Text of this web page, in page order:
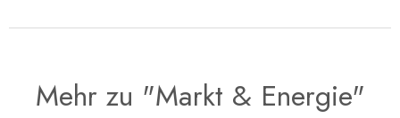
Mehr zu "Markt & Energie"